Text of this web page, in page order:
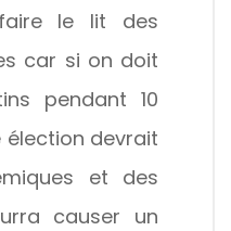
le lit des
car si on doit
pendant 10
devrait
et des
causer un